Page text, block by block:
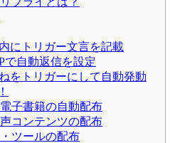
にトリガー文言を記載
で自動返信を設定
をトリガーにして自動発動
子書籍の自動配布
コンテンツの配布
ツールの配布